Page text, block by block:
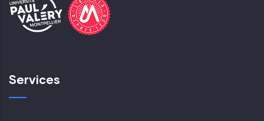
Services